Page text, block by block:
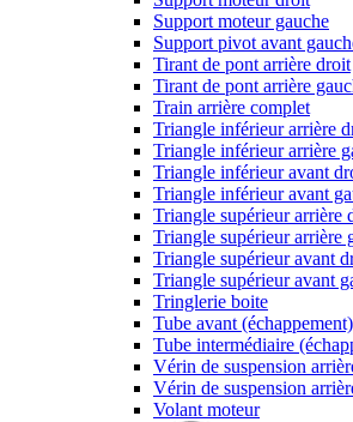
Support moteur gauche
Support pivot avant
Tirant de pont arrière droit
Tirant de pont arrière
Train arrière complet
Triangle inférieur arrière
Triangle inférieur arrière
Triangle inférieur avant
Triangle inférieur avant
Triangle supérieur arrière
Triangle supérieur arrière
Triangle supérieur avant
Triangle supérieur avant
Tringlerie boite
Tube avant (échappement)
Tube intermédiaire
Vérin de suspension
Vérin de suspension
Volant moteur